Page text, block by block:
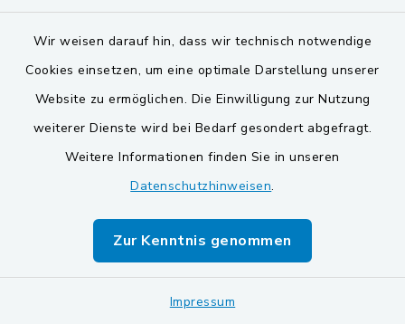
Wir weisen darauf hin, dass wir technisch notwendige
Cookies einsetzen, um eine optimale Darstellung unserer
Website zu ermöglichen. Die Einwilligung zur Nutzung
weiterer Dienste wird bei Bedarf gesondert abgefragt.
Weitere Informationen finden Sie in unseren
Datenschutzhinweisen.
Zur Kenntnis genommen
Impressum
(Online-Verfahren)
Versiegelungsflächen;
Erfassungsbogen (Formular)
Vollmacht zur Abholung des neuen
Vollmacht zur Abholung des
Reisepasses
Vollmacht zur Abholung eines